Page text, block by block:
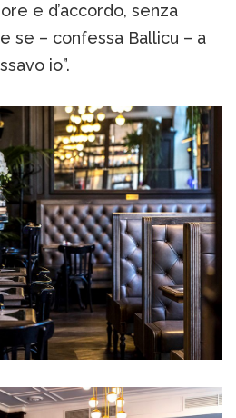
e d’accordo, senza
se – confessa Ballicu – a
io”.